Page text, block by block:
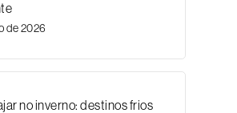
de 2026
no inverno: destinos frios